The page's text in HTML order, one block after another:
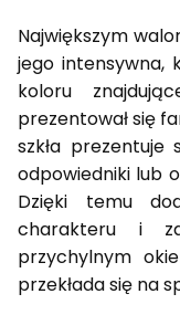
Największym
jego intensywna,
koloru
prezentował się
szkła prezentuje
odpowiedniki lub
Dzięki temu
charakteru i
przychylnym
przekłada się na